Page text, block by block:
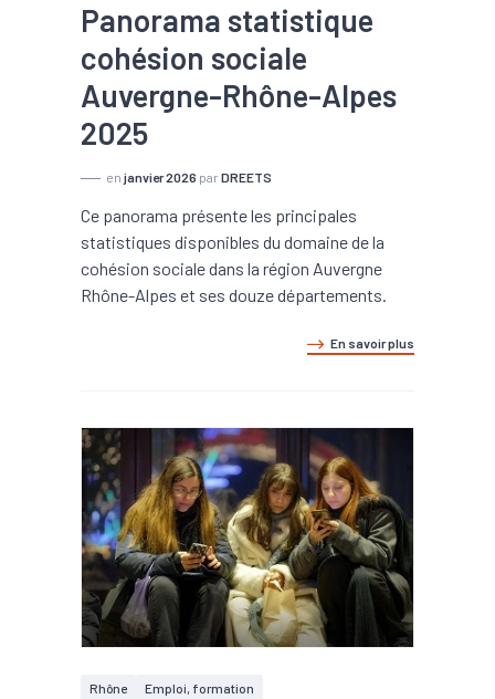
Panorama statistique
cohésion sociale
Auvergne-Rhône-Alpes
2025
en janvier 2026 par DREETS
Ce panorama présente les principales
statistiques disponibles du domaine de la
cohésion sociale dans la région Auvergne
Rhône-Alpes et ses douze départements.
En savoir plus
Rhône Emploi, formation